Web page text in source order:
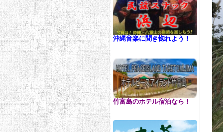
沖縄音楽に聞き惚れよう！
竹富島のホテル宿泊なら！